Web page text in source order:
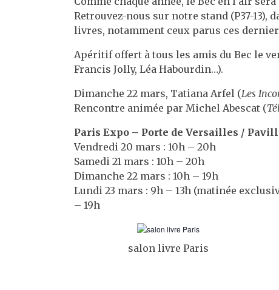
Retrouvez-nous sur notre stand (P37-13),
livres, notamment ceux parus ces
Apéritif offert à tous les amis du Bec le
Francis Jolly, Léa Habourdin…).
Dimanche 22 mars, Tatiana Arfel (Les
Rencontre animée par Michel Abescat (
Paris Expo – Porte de Versailles /
Vendredi 20 mars : 10h – 20h
Samedi 21 mars : 10h – 20h
Dimanche 22 mars : 10h – 19h
Lundi 23 mars : 9h – 13h (matinée
– 19h
salon livre Paris